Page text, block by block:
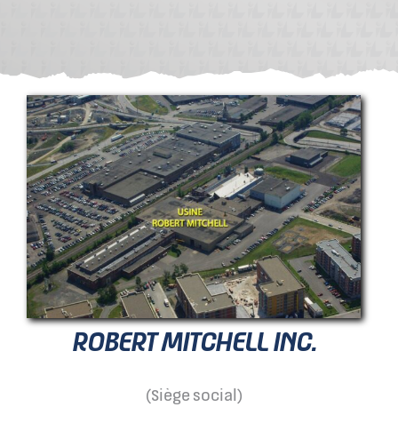
Anglais
ROBERT MITCHELL INC.
(Siège social)